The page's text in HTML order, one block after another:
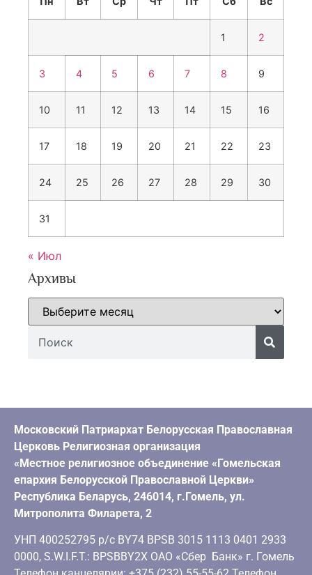
1 2
3 4 5 6 7 8 9
10 11 12 13 14 15 16
17 18 19 20 21 22 23
24 25 26 27 28 29 30
31
« Июл
Архивы
Московский Патриархат Белорусская Православная
Церковь Религиозная организация
«Местное религиозное объединение «Гомельская
епархия Белорусской Православной Церкви»
Республика Беларусь, 246014, г.Гомель, ул.
Митрополита Филарета, 2
УНП 400252795 р/с BY74 BPSB 3015 1113 0401 2933
0000, S.W.I.F.T.: BPSBBY2X ОАО «Сбер Банк» г. Гомель